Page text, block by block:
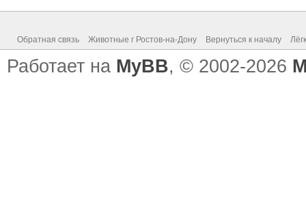
Обратная связь Животные г Ростов-на-Дону Вернуться к началу
Работает на MyBB, © 2002-2026